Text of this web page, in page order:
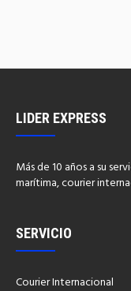
LIDER EXPRESS
Más de 10 años a su
marítima, courier
SERVICIO
Courier Internacional